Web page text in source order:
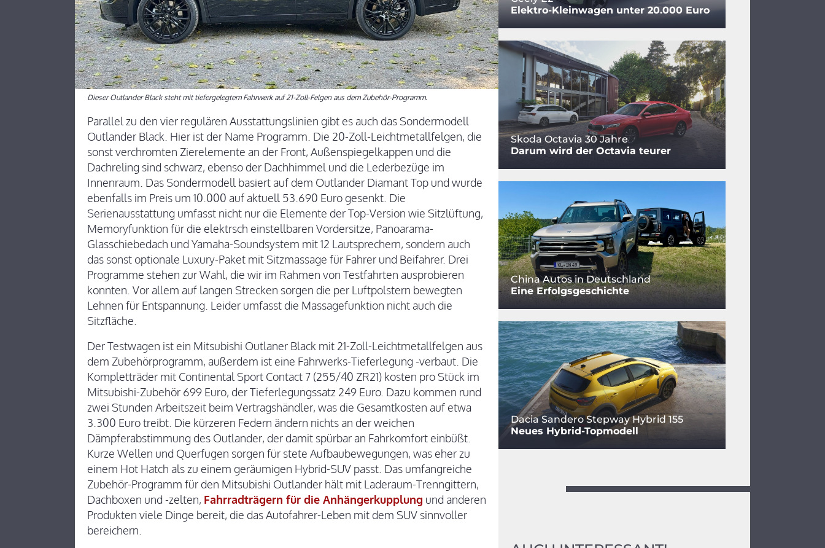
Dieser Outlander Black steht mit tiefergelegtem Fahrwerk auf 21-Zoll-Felgen aus dem Zubehör-Programm.
Parallel zu den vier regulären Ausstattungslinien gibt es auch das Sondermodell
Outlander Black. Hier ist der Name Programm. Die 20-Zoll-Leichtmetallfelgen, die
sonst verchromten Zierelemente an der Front, Außenspiegelkappen und die
Dachreling sind schwarz, ebenso der Dachhimmel und die Lederbezüge im
Innenraum. Das Sondermodell basiert auf dem Outlander Diamant Top und wurde
ebenfalls im Preis um 10.000 auf aktuell 53.690 Euro gesenkt. Die
Serienausstattung umfasst nicht nur die Elemente der Top-Version wie Sitzlüftung,
Memoryfunktion für die elektrsch einstellbaren Vordersitze, Panoarama-
Glasschiebedach und Yamaha-Soundsystem mit 12 Lautsprechern, sondern auch
das sonst optionale Luxury-Paket mit Sitzmassage für Fahrer und Beifahrer. Drei
Programme stehen zur Wahl, die wir im Rahmen von Testfahrten ausprobieren
konnten. Vor allem auf langen Strecken sorgen die per Luftpolstern bewegten
Lehnen für Entspannung. Leider umfasst die Massagefunktion nicht auch die
Sitzfläche.
Der Testwagen ist ein Mitsubishi Outlaner Black mit 21-Zoll-Leichtmetallfelgen aus
dem Zubehörprogramm, außerdem ist eine Fahrwerks-Tieferlegung -verbaut. Die
Kompletträder mit Continental Sport Contact 7 (255/40 ZR21) kosten pro Stück im
Mitsubishi-Zubehör 699 Euro, der Tieferlegungssatz 249 Euro. Dazu kommen rund
zwei Stunden Arbeitszeit beim Vertragshändler, was die Gesamtkosten auf etwa
3.300 Euro treibt. Die kürzeren Federn ändern nichts an der weichen
Dämpferabstimmung des Outlander, der damit spürbar an Fahrkomfort einbüßt.
Kurze Wellen und Querfugen sorgen für stete Aufbaubewegungen, was eher zu
einem Hot Hatch als zu einem geräumigen Hybrid-SUV passt. Das umfangreiche
Zubehör-Programm für den Mitsubishi Outlander hält mit Laderaum-Trenngittern,
Dachboxen und -zelten, Fahrradträgern für die Anhängerkupplung und anderen
Produkten viele Dinge bereit, die das Autofahrer-Leben mit dem SUV sinnvoller
bereichern.
Elektro-Kleinwagen unter 20.000 Euro
Skoda Octavia 30 Jahre
Darum wird der Octavia teurer
China Autos in Deutschland
Eine Erfolgsgeschichte
Dacia Sandero Stepway Hybrid 155
Neues Hybrid-Topmodell